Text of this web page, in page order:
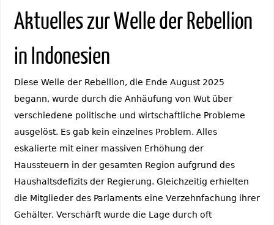
Aktuelles zur Welle der Rebellion
in Indonesien
Diese Welle der Rebellion, die Ende August 2025
begann, wurde durch die Anhäufung von Wut über
verschiedene politische und wirtschaftliche Probleme
ausgelöst. Es gab kein einzelnes Problem. Alles
eskalierte mit einer massiven Erhöhung der
Haussteuern in der gesamten Region aufgrund des
Haushaltsdefizits der Regierung. Gleichzeitig erhielten
die Mitglieder des Parlaments eine Verzehnfachung ihrer
Gehälter. Verschärft wurde die Lage durch oft